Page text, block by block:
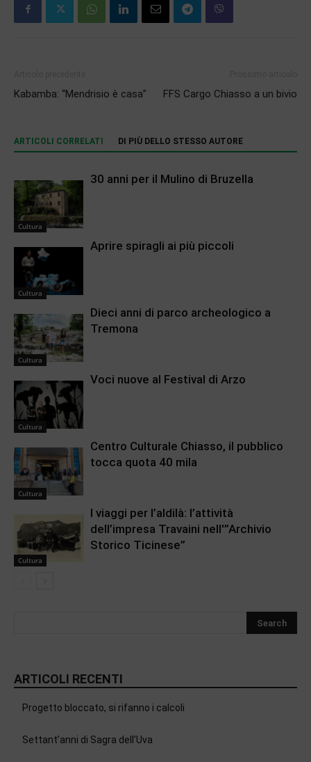
Kabamba: “Mendrisio è casa” FFS Cargo Chiasso a un bivio
ARTICOLI CORRELATI DI PIÙ DELLO STESSO AUTORE
Cultura
30 anni per il Mulino di Bruzella
Cultura
Aprire spiragli ai più piccoli
Cultura
Dieci anni di parco archeologico a
Tremona
Cultura
Voci nuove al Festival di Arzo
Cultura
Centro Culturale Chiasso, il pubblico
tocca quota 40 mila
Cultura
I viaggi per l’aldilà: l’attività
dell’impresa Travaini nell'”Archivio
Storico Ticinese”
ARTICOLI RECENTI
Progetto bloccato, si rifanno i calcoli
Settant’anni di Sagra dell’Uva